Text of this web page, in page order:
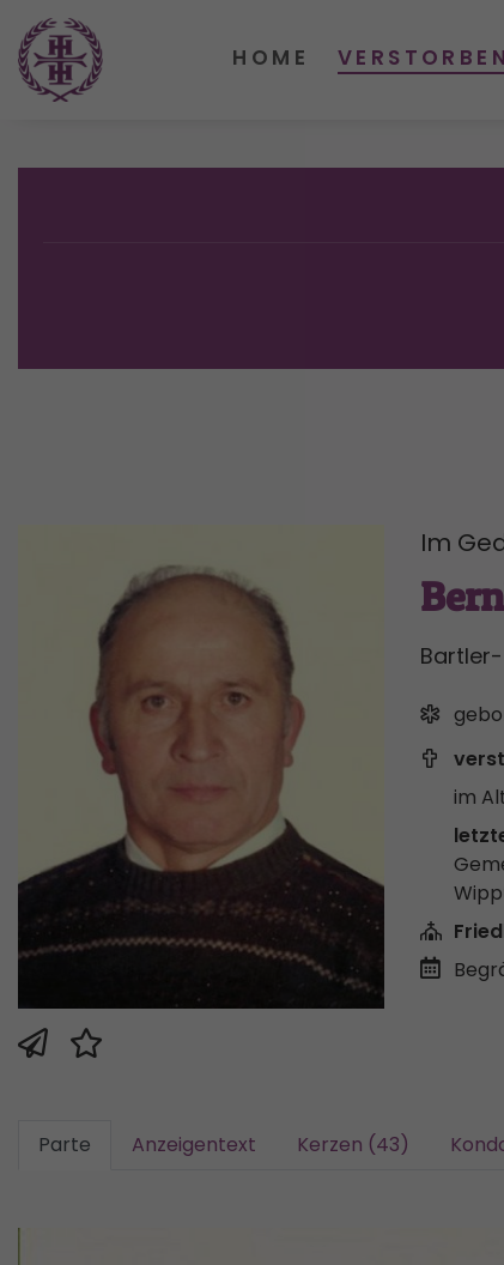
Im
im
Parte Anzeigentext Kerzen (43)
HOME